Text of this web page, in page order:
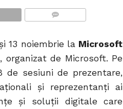
13 noiembrie la Microsoft
de Microsoft. Pe
sesiuni de prezentare,
și reprezentanți ai
și soluții digitale care